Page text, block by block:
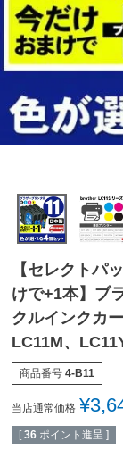
【セレクトパ
けで+1本】ブ
クルインクカ
LC11M、
商品番号 4-B11
当店通常価格 ¥
[ 36 ポイント進呈 ]